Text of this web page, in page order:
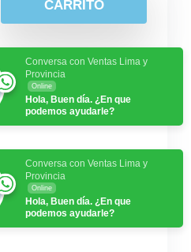
CARRITO
Conversa con Ventas Lima y
Provincia
Online
Hola, Buen día. ¿En que
podemos ayudarle?
Conversa con Ventas Lima y
Provincia
Online
Hola, Buen día. ¿En que
podemos ayudarle?